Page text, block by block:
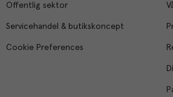
Offentlig sektor
Servicehandel & butikskoncept
Cookie Preferences